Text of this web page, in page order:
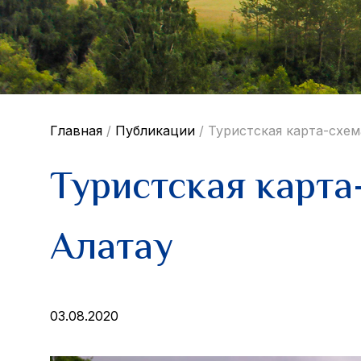
Главная / Публикации / Туристская карта-
Туристская
Алатау
03.08.2020